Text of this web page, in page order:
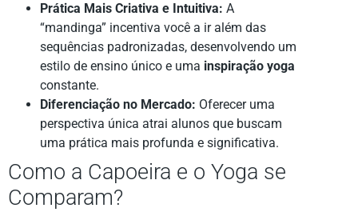
Prática Mais Criativa e Intuitiva: A
“mandinga” incentiva você a ir além das
sequências padronizadas, desenvolvendo um
estilo de ensino único e uma inspiração yoga
constante.
Diferenciação no Mercado: Oferecer uma
perspectiva única atrai alunos que buscam
uma prática mais profunda e significativa.
Como a Capoeira e o Yoga se
Comparam?